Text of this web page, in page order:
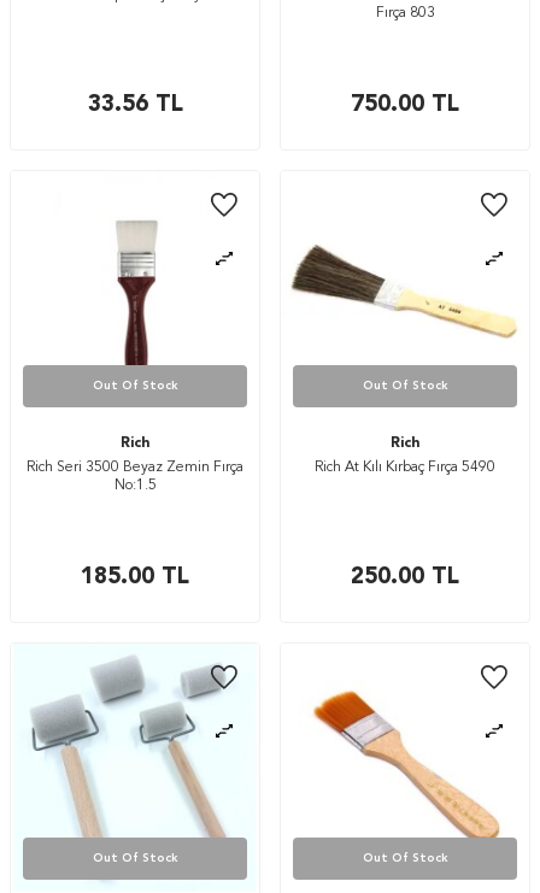
33.56TL
Fırça 803
750.00 TL
Out Of Stock
Rich
Rich Seri 3500 Beyaz Zemin Fırça
No:1.5
185.00 TL
Out Of Stock
Rich
Rich At Kılı Kırbaç Fırça 5490
250.00 TL
Out Of Stock Out Of Stock